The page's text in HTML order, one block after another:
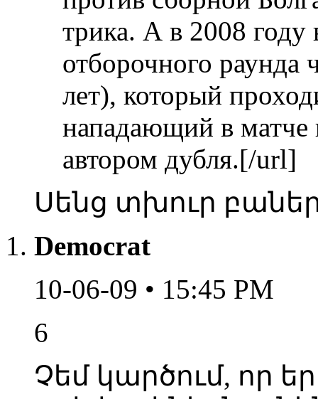
трика. А в 2008 году
отборочного
лет), который
нападающий в матче
автором дубля.[/url]
Սենց տխուր
Democrat
10-06-09 • 15:45 PM
6
Չեմ կարծում, որ